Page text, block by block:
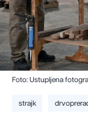
Foto: Ustupljena
strajk